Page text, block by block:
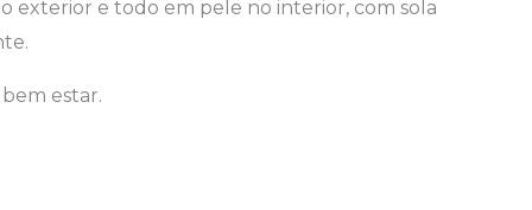
exterior e todo em pele no interior, com sola
estar.